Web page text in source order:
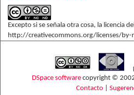
Excepto si se señala otra cosa, la licencia
http://creativecommons.org/licenses/by-
DSpace software copyright ©
Contacto|